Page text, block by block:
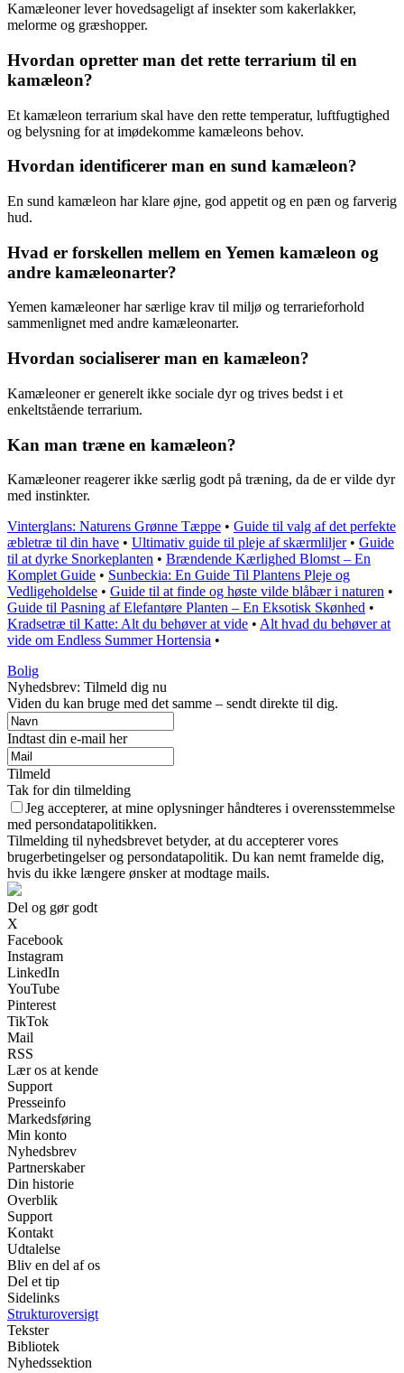
Kamæleoner lever hovedsageligt af insekter som kakerlakker,
melorme og græshopper.
Hvordan opretter man det rette terrarium til en
kamæleon?
Et kamæleon terrarium skal have den rette temperatur, luftfugtighed
og belysning for at imødekomme kamæleons behov.
Hvordan identificerer man en sund kamæleon?
En sund kamæleon har klare øjne, god appetit og en pæn og farverig
hud.
Hvad er forskellen mellem en Yemen kamæleon og
andre kamæleonarter?
Yemen kamæleoner har særlige krav til miljø og terrarieforhold
sammenlignet med andre kamæleonarter.
Hvordan socialiserer man en kamæleon?
Kamæleoner er generelt ikke sociale dyr og trives bedst i et
enkeltstående terrarium.
Kan man træne en kamæleon?
Kamæleoner reagerer ikke særlig godt på træning, da de er vilde dyr
med instinkter.
Vinterglans: Naturens Grønne Tæppe • Guide til valg af det perfekte
æbletræ til din have • Ultimativ guide til pleje af skærmliljer• Guide
til at dyrke Snorkeplanten • Brændende Kærlighed Blomst – En
Komplet Guide • Sunbeckia: En Guide Til Plantens Pleje og
Vedligeholdelse • Guide til at finde og høste vilde blåbær i naturen •
Guide til Pasning af Elefantøre Planten – En Eksotisk Skønhed •
Kradsetræ til Katte: Alt du behøver at vide • Alt hvad du behøver at
vide om Endless Summer Hortensia •
Bolig
Nyhedsbrev: Tilmeld dig nu
Viden du kan bruge med det samme – sendt direkte til dig.
Indtast din e-mail her
Tilmeld
Tak for din tilmelding
Jeg accepterer, at mine oplysninger håndteres i overensstemmelse
med persondatapolitikken.
Tilmelding til nyhedsbrevet betyder, at du accepterer vores
brugerbetingelser og persondatapolitik. Du kan nemt framelde dig,
hvis du ikke længere ønsker at modtage mails.
Del og gør godt
X
Facebook
Instagram
LinkedIn
YouTube
Pinterest
TikTok
Mail
RSS
Lær os at kende
Support
Presseinfo
Markedsføring
Min konto
Nyhedsbrev
Partnerskaber
Din historie
Overblik
Support
Kontakt
Udtalelse
Bliv en del af os
Del et tip
Sidelinks
Strukturoversigt
Tekster
Bibliotek
Nyhedssektion